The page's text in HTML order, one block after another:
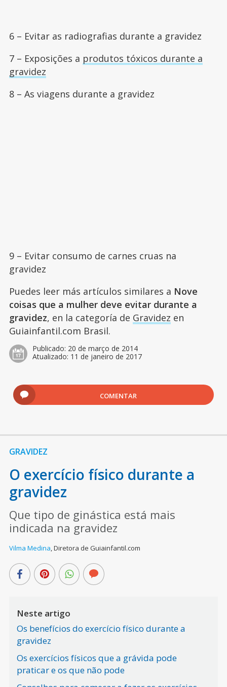
6 – Evitar as radiografias durante a gravidez
7 – Exposições a produtos tóxicos durante a
gravidez
8 – As viagens durante a gravidez
9 – Evitar consumo de carnes cruas na
gravidez
Puedes leer más artículos similares a Nove
coisas que a mulher deve evitar durante a
gravidez, en la categoría de Gravidez en
Guiainfantil.com Brasil.
Publicado: 20 de março de 2014
Atualizado: 11 de janeiro de 2017
COMENTAR
GRAVIDEZ
O exercício físico durante a
gravidez
Que tipo de ginástica está mais
indicada na gravidez
Vilma Medina,Diretora de Guiainfantil.com
Neste artigo
Os benefícios do exercício físico durante a
gravidez
Os exercícios físicos que a grávida pode
praticar e os que não pode